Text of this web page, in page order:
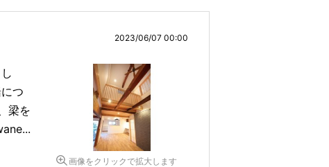
2023/06/07 00:00
つ
梁を
画像をクリックで拡大します